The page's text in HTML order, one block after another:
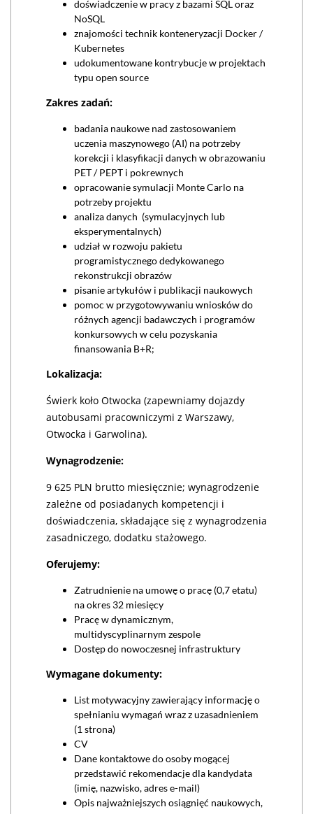
doświadczenie w pracy z bazami SQL oraz
NoSQL
znajomości technik konteneryzacji Docker /
Kubernetes
udokumentowane kontrybucje w projektach
typu open source
Zakres zadań:
badania naukowe nad zastosowaniem
uczenia maszynowego (AI) na potrzeby
korekcji i klasyfikacji danych w obrazowaniu
PET / PEPT i pokrewnych
opracowanie symulacji Monte Carlo na
potrzeby projektu
analiza danych (symulacyjnych lub
eksperymentalnych)
udział w rozwoju pakietu
programistycznego dedykowanego
rekonstrukcji obrazów
pisanie artykułów i publikacji naukowych
pomoc w przygotowywaniu wniosków do
różnych agencji badawczych i programów
konkursowych w celu pozyskania
finansowania B+R;
Lokalizacja:
Świerk koło Otwocka (zapewniamy dojazdy
autobusami pracowniczymi z Warszawy,
Otwocka i Garwolina).
Wynagrodzenie:
9 625 PLN brutto miesięcznie; wynagrodzenie
zależne od posiadanych kompetencji i
doświadczenia, składające się z wynagrodzenia
zasadniczego, dodatku stażowego.
Oferujemy:
Zatrudnienie na umowę o pracę (0,7 etatu)
na okres 32 miesięcy
Pracę w dynamicznym,
multidyscyplinarnym zespole
Dostęp do nowoczesnej infrastruktury
Wymagane dokumenty:
List motywacyjny zawierający informację o
spełnianiu wymagań wraz z uzasadnieniem
(1 strona)
CV
Dane kontaktowe do osoby mogącej
przedstawić rekomendacje dla kandydata
(imię, nazwisko, adres e-mail)
Opis najważniejszych osiągnięć naukowych,